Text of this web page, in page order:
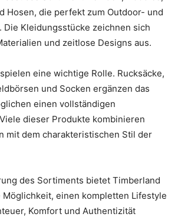
Hosen, die perfekt zum Outdoor- und
Die Kleidungsstücke zeichnen sich
und zeitlose Designs aus.
eine wichtige Rolle. Rucksäcke,
und Socken ergänzen das
einen vollständigen
dieser Produkte kombinieren
mit dem charakteristischen Stil der
des Sortiments bietet Timberland
Möglichkeit, einen kompletten Lifestyle
Komfort und Authentizität